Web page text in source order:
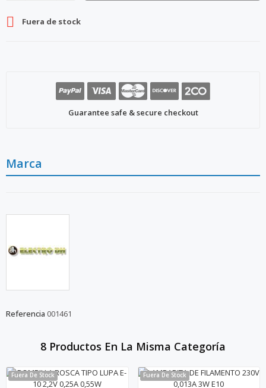
 Fuera de stock
Guarantee safe & secure checkout
Marca
Referencia 001461
8 Productos En La Misma Categoría
Fuera De Stock Fuera De Stock